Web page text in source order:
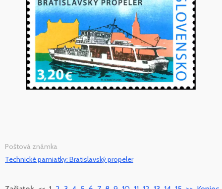
Poštová známka
Technické pamiatky: Bratislavský propeler